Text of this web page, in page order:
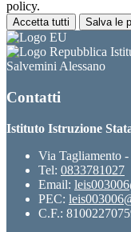
policy.
Accetta tutti Salva le
Salvemini Alessano
Contatti
Istituto Istruzione
Via Tagliamento -
Tel: 0833781027
Email:
PEC:
C.F.: